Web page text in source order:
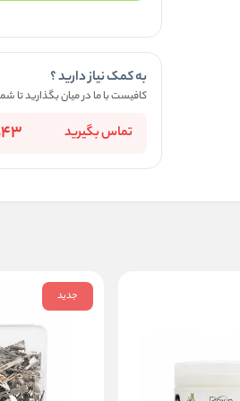
به کمک نیاز دارید ؟
کافیست با ما در میان بگذارید تا
تماس بگیرید
جدید